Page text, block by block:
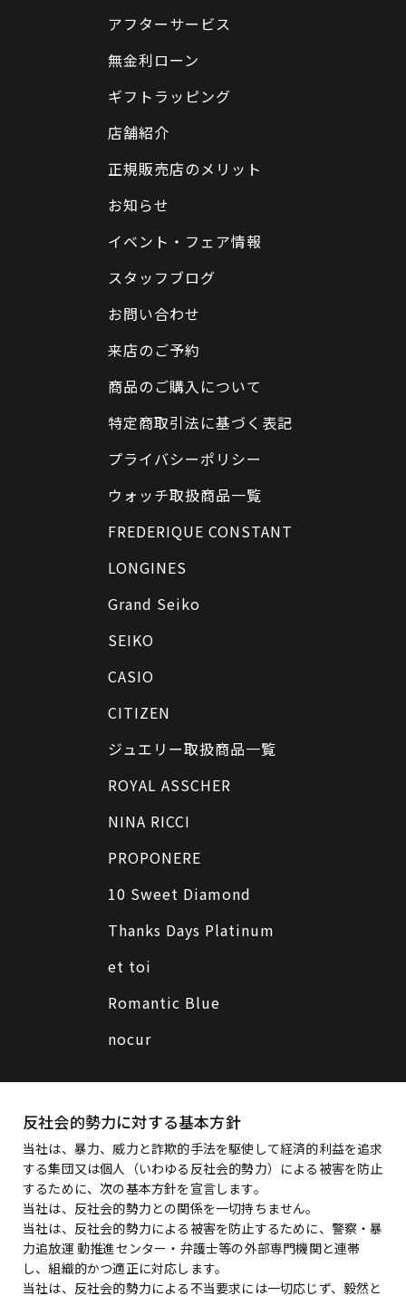
アフターサービス
無金利ローン
ギフトラッピング
店舗紹介
正規販売店のメリット
お知らせ
イベント・フェア情報
スタッフブログ
お問い合わせ
来店のご予約
商品のご購入について
特定商取引法に基づく表記
プライバシーポリシー
ウォッチ取扱商品一覧
FREDERIQUE CONSTANT
LONGINES
Grand Seiko
SEIKO
CASIO
CITIZEN
ジュエリー取扱商品一覧
ROYAL ASSCHER
NINA RICCI
PROPONERE
10 Sweet Diamond
Thanks Days Platinum
et toi
Romantic Blue
nocur
反社会的勢力に対する基本方針
当社は、暴力、威力と詐欺的手法を駆使して経済的利益を追求
する集団又は個人（いわゆる反社会的勢力）による被害を防止
するために、次の基本方針を宣言します。
当社は、反社会的勢力との関係を一切持ちません。
当社は、反社会的勢力による被害を防止するために、警察・暴
力追放運 動推進センター・弁護士等の外部専門機関と連帯
し、組織的かつ適正に対応します。
当社は、反社会的勢力による不当要求には一切応じず、毅然と